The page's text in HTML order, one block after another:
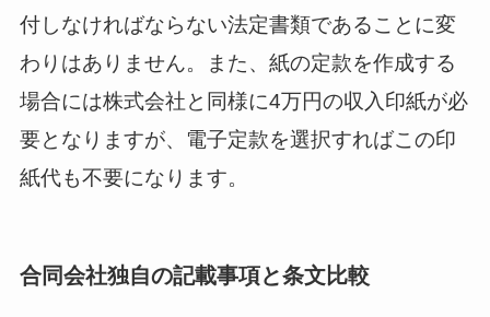
付しなければならない法定書類であることに変
わりはありません。また、紙の定款を作成する
場合には株式会社と同様に4万円の収入印紙が必
要となりますが、電子定款を選択すればこの印
紙代も不要になります。
合同会社独自の記載事項と条文比較